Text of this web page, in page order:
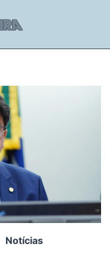
Notícias